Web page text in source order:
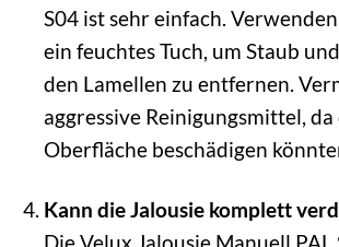
S04 ist sehr einfach.
ein feuchtes Tuch, um Staub
den Lamellen zu entfernen.
aggressive Reinigungsmittel, da
Oberfläche beschädigen
Kann die Jalousie komplett